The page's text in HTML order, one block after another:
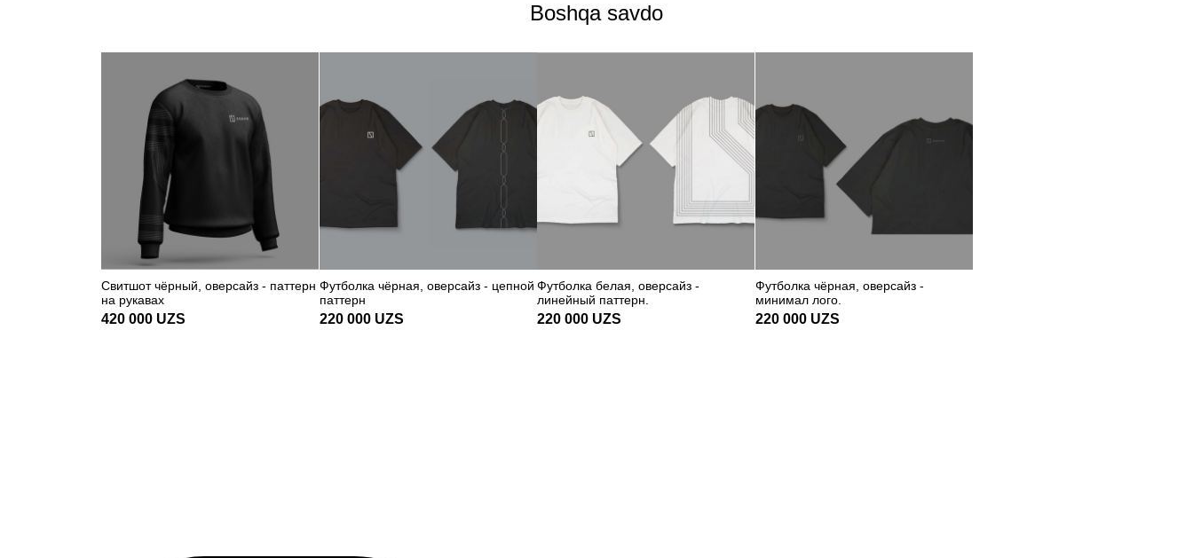
Boshqa savdo
Свитшот чёрный, оверсайз - паттерн
на рукавах
420 000 UZS
Футболка чёрная, оверсайз - цепной
паттерн
220 000UZS
Футболка белая, оверсайз -
линейный паттерн.
220 000 UZS
Футболка чёрная, оверсайз -
минимал лого.
220 000UZS